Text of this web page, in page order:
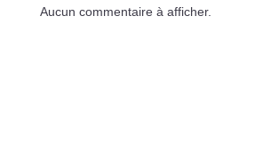
Aucun commentaire à afficher.